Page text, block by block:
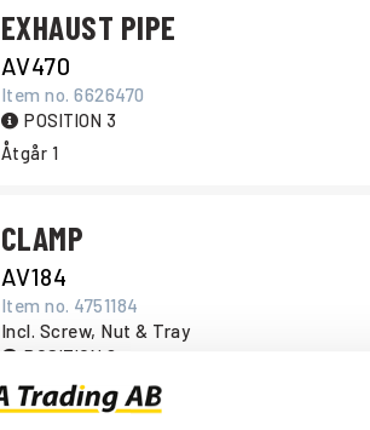
EXHAUST PIPE
AV470
Item no.6626470
POSITION 3
Åtgår 1
CLAMP
AV184
Item no. 4751184
Incl. Screw, Nut & Tray
POSITION 8
Åtgår2